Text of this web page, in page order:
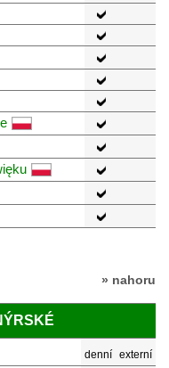
» nahoru
denní externí